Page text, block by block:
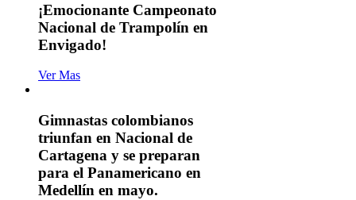
¡Emocionante Campeonato
Nacional de Trampolín en
Envigado!
Ver Mas
Gimnastas colombianos
triunfan en Nacional de
Cartagena y se preparan
para el Panamericano en
Medellín en mayo.